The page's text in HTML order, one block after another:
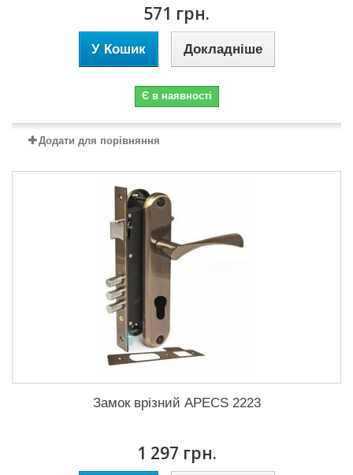
571 грн.
У Кошик Докладніше
Є в наявності
Додати для порівняння
Замок врізний APECS 2223
1 297 грн.